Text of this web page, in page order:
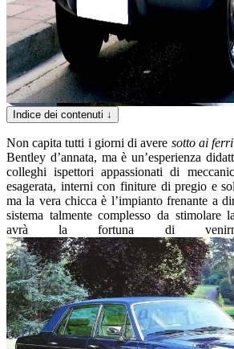
Indice dei contenuti ↓
Non capita tutti i giorni di avere sotto ai ferri
Bentley d’annata, ma è un’esperienza
colleghi ispettori appassionati di
esagerata, interni con finiture di pregio e
ma la vera chicca è l’impianto frenante a
sistema talmente complesso da stimolare
avrà la fortuna di